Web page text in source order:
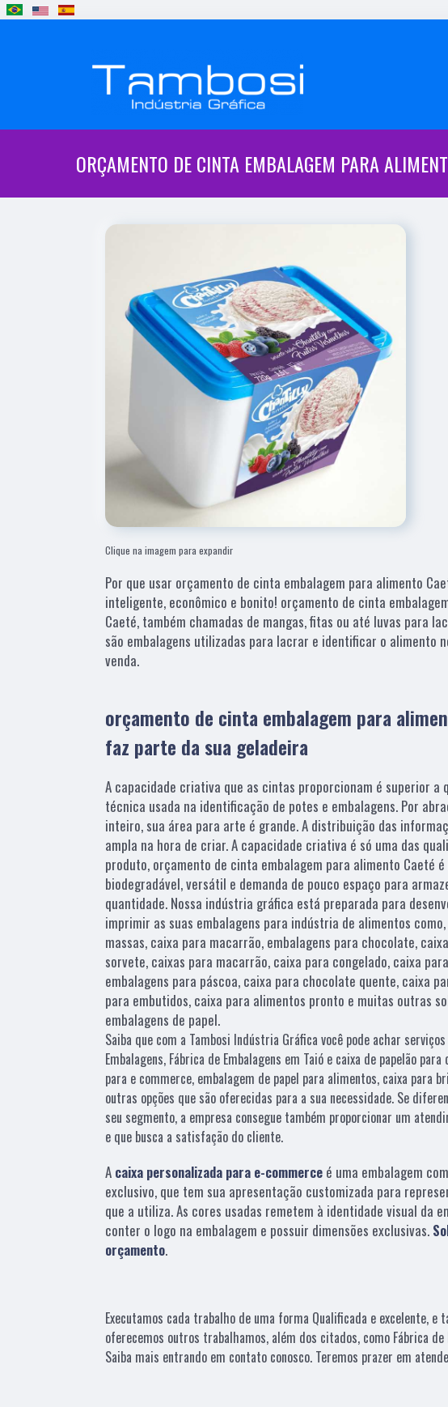
ORÇAMENTO DE CINTA EMBALAGEM PARA
Clique na imagem para expandir
Por que usar orçamento de cinta embalagem para alimento
inteligente, econômico e bonito! orçamento de cinta
Caeté, também chamadas de mangas, fitas ou até luvas para
são embalagens utilizadas para lacrar e identificar o alimento
venda.
orçamento de cinta embalagem para
faz parte da sua geladeira
A capacidade criativa que as cintas proporcionam é superior a
técnica usada na identificação de potes e embalagens. Por
inteiro, sua área para arte é grande. A distribuição das
ampla na hora de criar. A capacidade criativa é só uma das
produto, orçamento de cinta embalagem para alimento Caeté
biodegradável, versátil e demanda de pouco espaço para
quantidade. Nossa indústria gráfica está preparada para
imprimir as suas embalagens para indústria de alimentos
massas, caixa para macarrão, embalagens para chocolate,
sorvete, caixas para macarrão, caixa para congelado, caixa
embalagens para páscoa, caixa para chocolate quente, caixa
para embutidos, caixa para alimentos pronto e muitas outras
embalagens de papel.
Saiba que com a Tambosi Indústria Gráfica você pode achar
Embalagens, Fábrica de Embalagens em Taió e caixa de papelão
para e commerce, embalagem de papel para alimentos, caixa para
outras opções que são oferecidas para a sua necessidade. Se
seu segmento, a empresa consegue também proporcionar um
e que busca a satisfação do cliente.
A caixa personalizada para e-commerce é uma embalagem
exclusivo, que tem sua apresentação customizada para
que a utiliza. As cores usadas remetem à identidade visual da
conter o logo na embalagem e possuir dimensões exclusivas.
orçamento.
Executamos cada trabalho de uma forma Qualificada e excelente, e
oferecemos outros trabalhamos, além dos citados, como Fábrica de
Saiba mais entrando em contato conosco. Teremos prazer em